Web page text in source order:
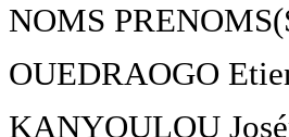
NOMS
OUEDRAOGO
KANYOULOU